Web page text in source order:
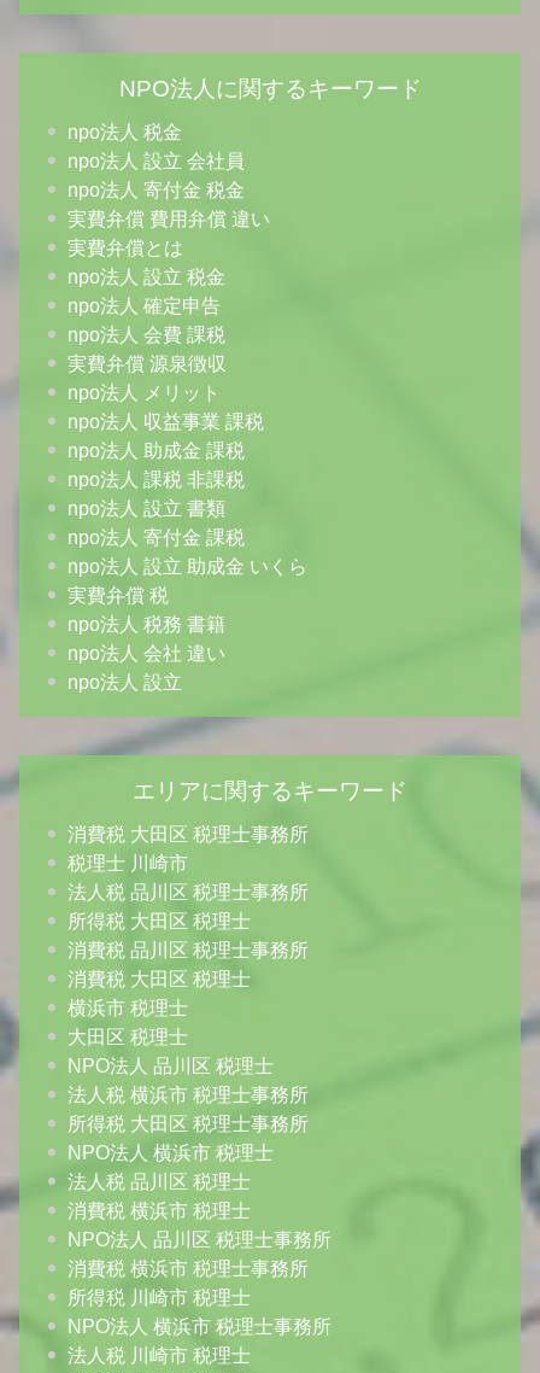
NPO法人に関するキーワード
npo法人 税金
npo法人 設立 会社員
npo法人 寄付金 税金
実費弁償 費用弁償 違い
実費弁償とは
npo法人 設立 税金
npo法人 確定申告
npo法人 会費 課税
実費弁償 源泉徴収
npo法人 メリット
npo法人 収益事業 課税
npo法人 助成金 課税
npo法人 課税 非課税
npo法人 設立 書類
npo法人 寄付金 課税
npo法人 設立 助成金 いくら
実費弁償 税
npo法人 税務 書籍
npo法人 会社 違い
npo法人 設立
エリアに関するキーワード
消費税 大田区 税理士事務所
税理士 川崎市
法人税 品川区 税理士事務所
所得税 大田区 税理士
消費税 品川区 税理士事務所
消費税 大田区 税理士
横浜市 税理士
大田区 税理士
NPO法人 品川区 税理士
法人税 横浜市 税理士事務所
所得税 大田区 税理士事務所
NPO法人 横浜市 税理士
法人税 品川区 税理士
消費税 横浜市 税理士
NPO法人 品川区 税理士事務所
消費税 横浜市 税理士事務所
所得税 川崎市 税理士
NPO法人 横浜市 税理士事務所
法人税 川崎市 税理士